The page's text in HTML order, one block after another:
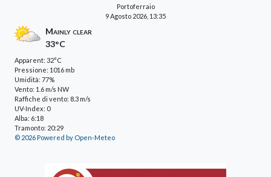
Portoferraio
9 Agosto 2026, 13:35
Mainly clear
33°C
Apparent: 32°C
Pressione: 1016 mb
Umidità: 77%
Vento: 1.6 m/s NW
Raffiche di vento: 8.3 m/s
UV-Index: 0
Alba: 6:18
Tramonto: 20:29
© 2026 Powered by Open-Meteo